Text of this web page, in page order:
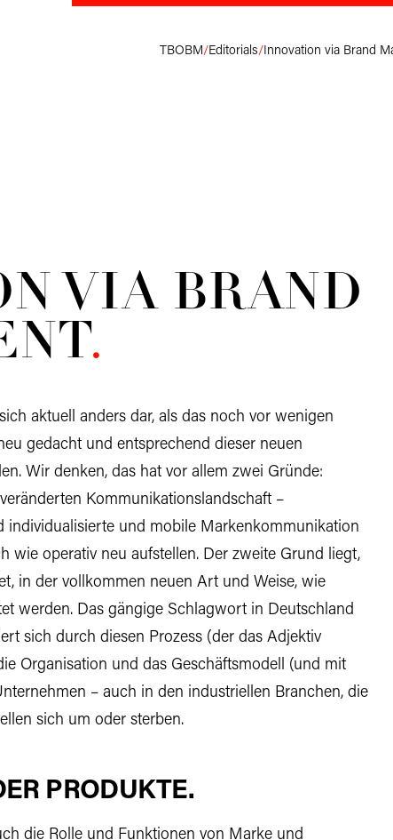
TBOBM/Editorials/
VIA BRAND
.
aktuell anders dar, als das noch vor wenigen
gedacht und entsprechend dieser neuen
Wir denken, das hat vor allem zwei Gründe:
Kommunikationslandschaft –
individualisierte und mobile Markenkommunikation
wie operativ neu aufstellen. Der zweite Grund liegt,
in der vollkommen neuen Art und Weise, wie
werden. Das gängige Schlagwort in Deutschland
sich durch diesen Prozess (der das Adjektiv
Organisation und das Geschäftsmodell (und mit
– auch in den industriellen Branchen, die
sich um oder sterben.
PRODUKTE.
die Rolle und Funktionen von Marke und